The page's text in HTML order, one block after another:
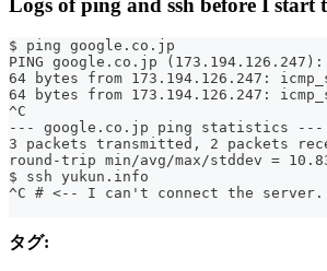
$ ping google.co.jp
PING google.co.jp
64 bytes from 173.194.126.247:
64 bytes from 173.194.126.247:
^C
--- google.co.jp ping statistics ---
3 packets transmitted, 2 packets
round-trip min/avg/max/stddev =
$ ssh yukun.info
^C # <-- I can't connect the server.
タグ: